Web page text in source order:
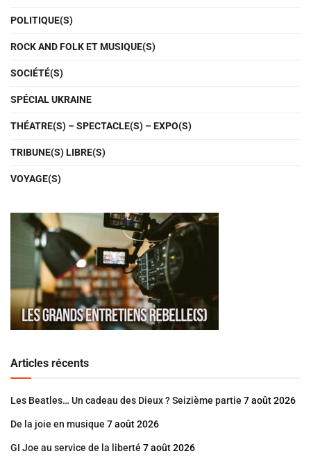
POLITIQUE(S)
ROCK AND FOLK ET MUSIQUE(S)
SOCIÉTÉ(S)
SPÉCIAL UKRAINE
THÉATRE(S) – SPECTACLE(S) – EXPO(S)
TRIBUNE(S) LIBRE(S)
VOYAGE(S)
Articles récents
Les Beatles… Un cadeau des Dieux ? Seizième partie 7 août 2026
De la joie en musique 7 août 2026
GI Joe au service de la liberté 7 août 2026